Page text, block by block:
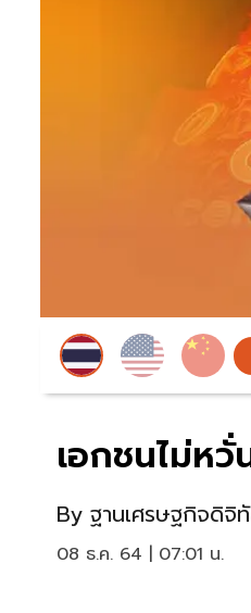
เอกชนไม่หวั่
By ฐานเศรษฐกิจดิจิ
08 ธ.ค. 64 | 07:01 น.